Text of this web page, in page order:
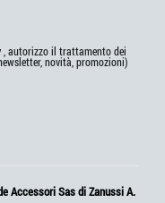
, autorizzo il trattamento dei
novità, promozioni)
Accessori Sas di Zanussi A.